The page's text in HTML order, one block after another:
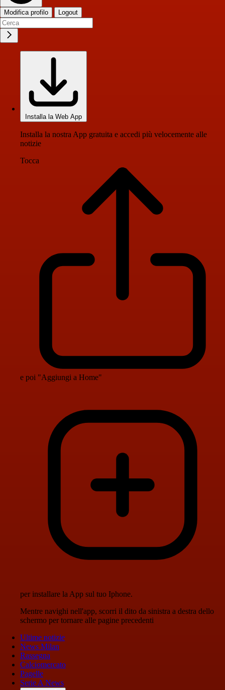
Modifica profilo Logout
Installa la Web App
Installa la nostra App gratuita e accedi più velocemente alle
notizie
Tocca
e poi "Aggiungi a Home"
per installare la App sul tuo Iphone.
Mentre navighi nell'app, scorri il dito da sinistra a destra dello
schermo per tornare alle pagine precedenti
Ultime notizie
News Milan
Rassegna
Calciomercato
Pagelle
Serie A News